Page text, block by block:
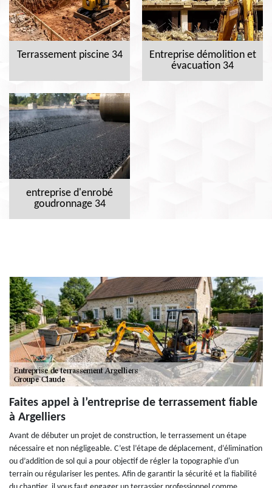
Terrassement piscine 34
Entreprise démolition et
évacuation 34
entreprise d'enrobé
goudronnage 34
Faites appel à l’entreprise de terrassement fiable
à Argelliers
Avant de débuter un projet de construction, le terrassement un étape
nécessaire et non négligeable. C’est l’étape de déplacement, d’élimination
ou d’addition de sol qui a pour objectif de régler la topographie d'un
terrain ou régulariser les pentes. Afin de garantir la sécurité et la fiabilité